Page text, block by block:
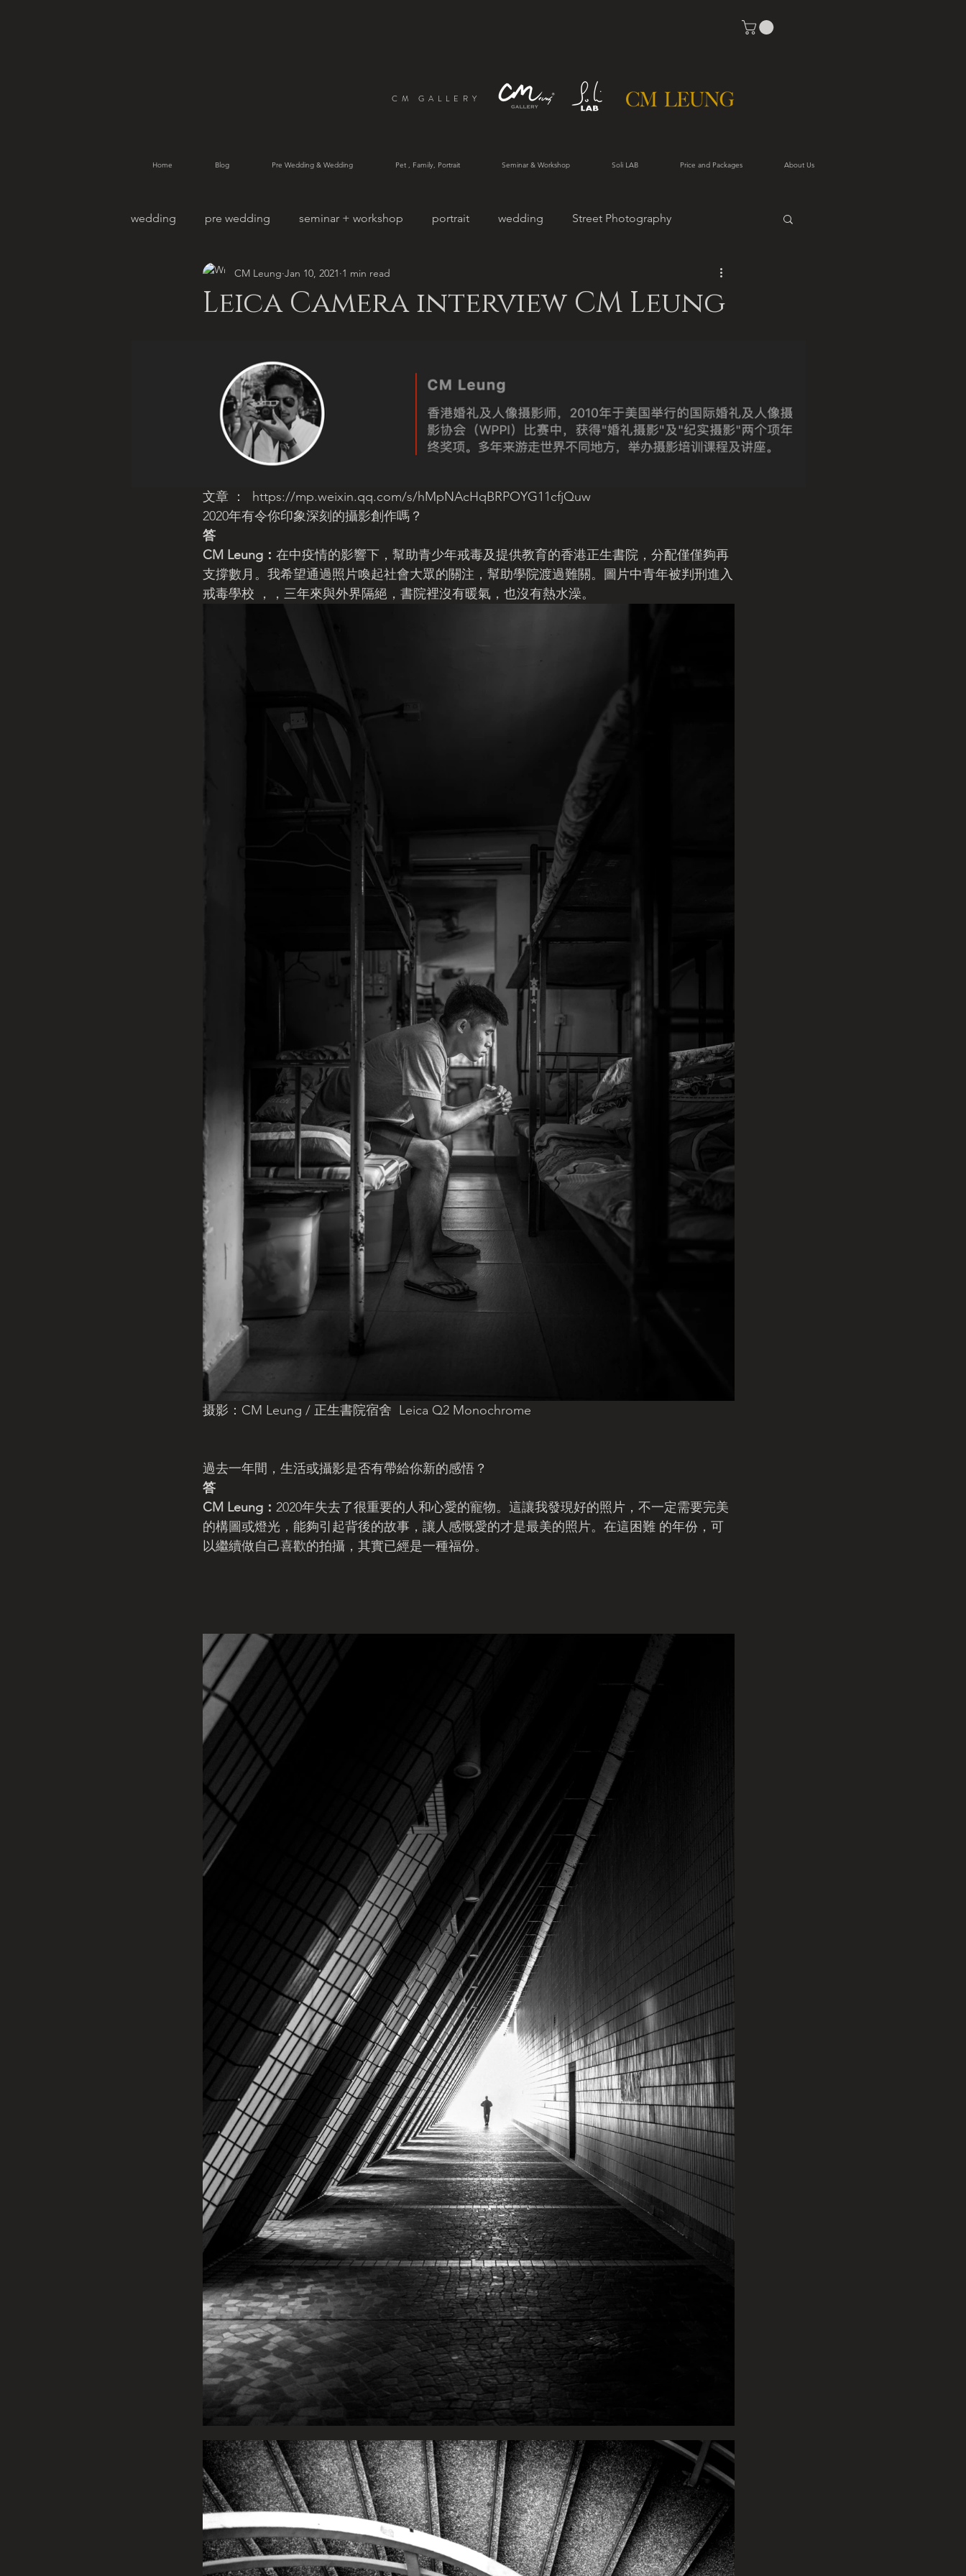
CM GALLERY
Home Blog Pre Wedding & Wedding Pet , Family, Portrait Seminar & Workshop Soli LAB Price and Packages About Us
wedding pre wedding seminar + workshop portrait wedding Street Photography
pet photography family portrait
Leica Camera interview CM Leung
CM Leung Jan 10, 2021 1 min read
文章 ：  https://mp.weixin.qq.com/s/hMpNAcHqBRPOYG11cfjQuw
2020年有令你印象深刻的攝影創作嗎？
答
CM Leung： 在中疫情的影響下，幫助青少年戒毒及提供教育的香港正生書院，分配僅僅夠再
支撐數月。我希望通過照片喚起社會大眾的關注，幫助學院渡過難關。圖片中青年被判刑進入
戒毒學校 ，，三年來與外界隔絕，書院裡沒有暖氣，也沒有熱水澡。
摄影：CM Leung / 正生書院宿舍  Leica Q2 Monochrome
過去一年間，生活或攝影是否有帶給你新的感悟？
答
CM Leung： 2020年失去了很重要的人和心愛的寵物。這讓我發現好的照片，不一定需要完美
的構圖或燈光，能夠引起背後的故事，讓人感慨愛的才是最美的照片。在這困難 的年份，可
以繼續做自己喜歡的拍攝，其實已經是一種福份。